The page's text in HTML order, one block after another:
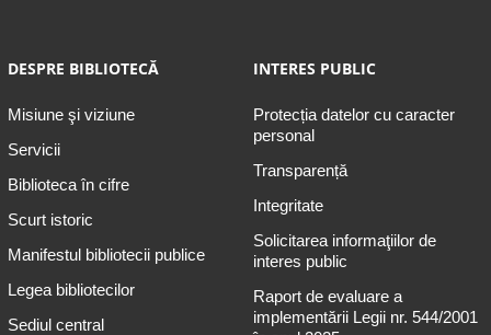
DESPRE BIBLIOTECĂ
Misiune şi viziune
Servicii
Biblioteca în cifre
Scurt istoric
Manifestul bibliotecii publice
Legea bibliotecilor
Sediul central
INTERES PUBLIC
Protecția datelor cu caracter
personal
Transparență
Integritate
Solicitarea informaţiilor de
interes public
Raport de evaluare a
implementării Legii nr. 544/2001